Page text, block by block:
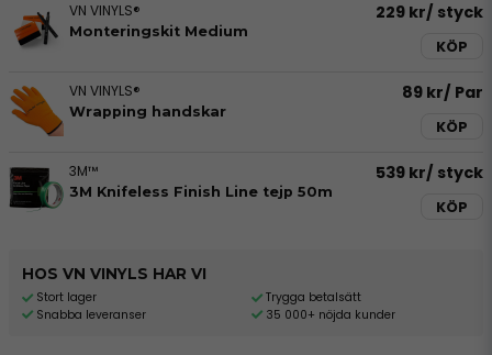
VN VINYLS®
Monteringskit Medium
229 kr/ styck
KÖP
VN VINYLS®
Wrapping handskar
89 kr/ Par
KÖP
3M™
3M Knifeless Finish Line tejp 50m
539 kr/ styck
KÖP
HOS VN VINYLS HAR VI
Stort lager
Snabba leveranser
Trygga betalsätt
35 000+ nöjda kunder